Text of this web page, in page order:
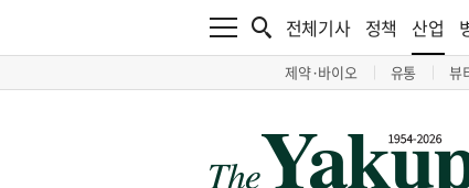
전체기사 정책 산업
제약·바이오 유통 뷰